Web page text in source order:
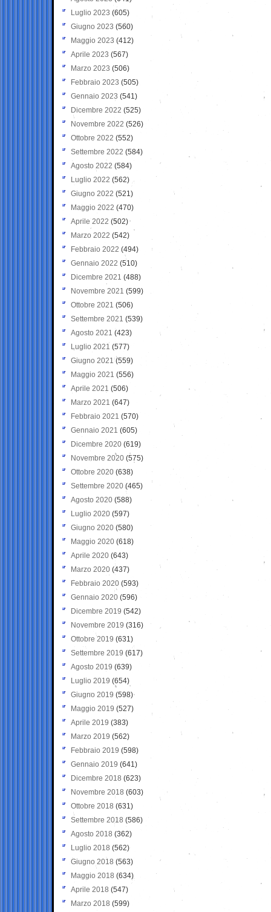
Luglio 2023 (605)
Giugno 2023 (560)
Maggio 2023 (412)
Aprile 2023 (567)
Marzo 2023 (506)
Febbraio 2023 (505)
Gennaio 2023 (541)
Dicembre 2022 (525)
Novembre 2022 (526)
Ottobre 2022 (552)
Settembre 2022 (584)
Agosto 2022 (584)
Luglio 2022 (562)
Giugno 2022 (521)
Maggio 2022 (470)
Aprile 2022 (502)
Marzo 2022 (542)
Febbraio 2022 (494)
Gennaio 2022 (510)
Dicembre 2021 (488)
Novembre 2021 (599)
Ottobre 2021 (506)
Settembre 2021 (539)
Agosto 2021 (423)
Luglio 2021 (577)
Giugno 2021(559)
Maggio 2021 (556)
Aprile 2021 (506)
Marzo 2021 (647)
Febbraio 2021 (570)
Gennaio 2021 (605)
Dicembre 2020 (619)
Novembre 2020 (575)
Ottobre 2020 (638)
Settembre 2020(465)
Agosto 2020 (588)
Luglio 2020 (597)
Giugno 2020 (580)
Maggio 2020 (618)
Aprile 2020 (643)
Marzo 2020 (437)
Febbraio 2020 (593)
Gennaio 2020 (596)
Dicembre 2019 (542)
Novembre 2019 (316)
Ottobre 2019 (631)
Settembre 2019 (617)
Agosto 2019 (639)
Luglio 2019 (654)
Giugno 2019 (598)
Maggio 2019 (527)
Aprile 2019 (383)
Marzo 2019 (562)
Febbraio 2019 (598)
Gennaio 2019 (641)
Dicembre 2018 (623)
Novembre 2018 (603)
Ottobre 2018 (631)
Settembre 2018 (586)
Agosto 2018 (362)
Luglio 2018 (562)
Giugno 2018 (563)
Maggio 2018 (634)
Aprile 2018 (547)
Marzo 2018 (599)